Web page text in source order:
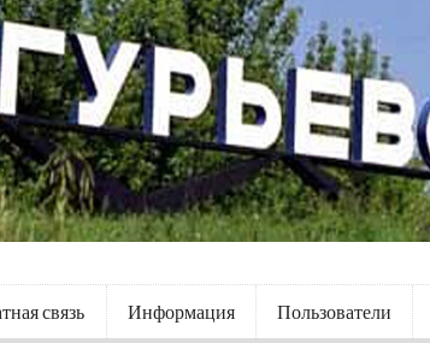
связь Информация Пользователи